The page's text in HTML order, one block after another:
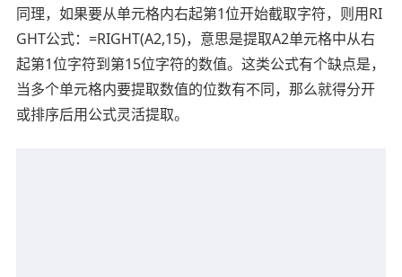
同理，如果要从单元格内右起第1位开始截取字符，则用RI
GHT公式：=RIGHT(A2,15)，意思是提取A2单元格中从右
起第1位字符到第15位字符的数值。这类公式有个缺点是，
当多个单元格内要提取数值的位数有不同，那么就得分开
或排序后用公式灵活提取。